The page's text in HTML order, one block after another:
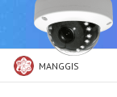
MANGGIS